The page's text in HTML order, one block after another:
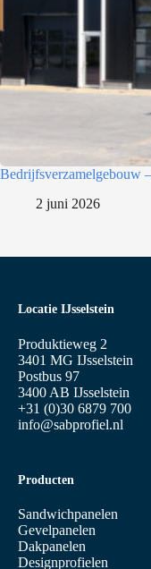
Bedrijfsverzamelgebouw
2 juni 2026
Locatie IJsselstein
Produktieweg 2
3401 MG IJsselstein
Postbus 97
3400 AB IJsselstein
+31 (0)30 6879 700
info@sabprofiel.nl
Producten
Sandwichpanelen
Gevelpanelen
Dakpanelen
Designprofielen